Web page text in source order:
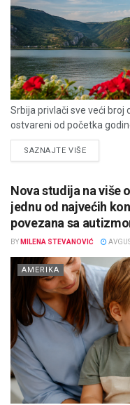
Srbija privlači sve veći
ostvareni od početka
SAZNAJTE VIŠEDETAILS
Nova studija na više
jednu od najvećih
povezana sa
BY MILENA STEVANOVIĆ
AMERIKA